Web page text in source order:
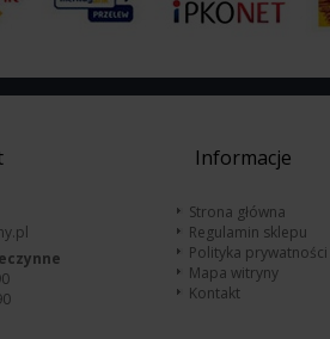
Informacje
Strona główna
Regulamin sklepu
Polityka prywatności
Mapa witryny
Kontakt